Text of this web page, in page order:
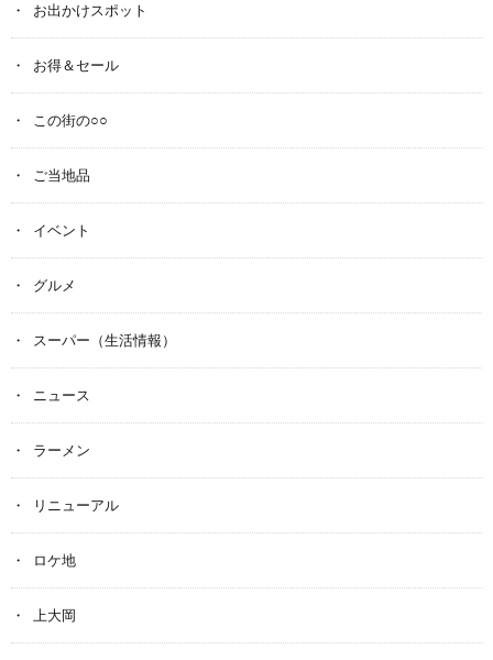
お出かけスポット
お得＆セール
この街の○○
ご当地品
イベント
グルメ
スーパー（生活情報）
ニュース
ラーメン
リニューアル
ロケ地
上大岡